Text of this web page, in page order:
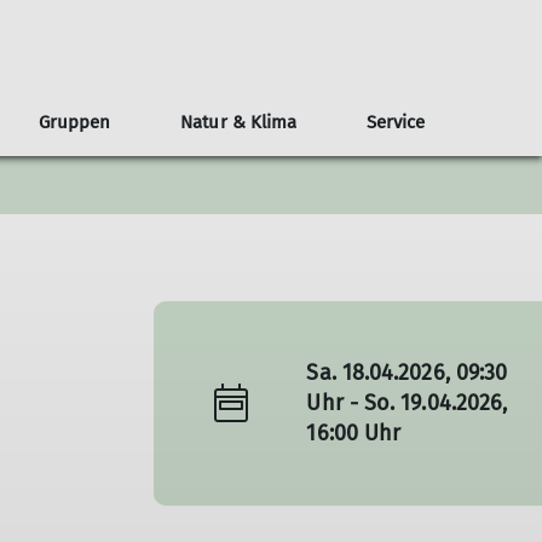
Ausschüsse
Hütte Tourenleiter
uns aus News
Gruppen
Erwachsene
Natur & Klima Service
Sa. 18.04.2026, 09:30
Uhr - So. 19.04.2026,
16:00 Uhr